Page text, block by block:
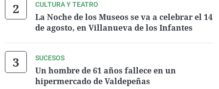
CULTURA Y TEATRO
La Noche de los Museos se va a celebrar el 14
de agosto, en Villanueva de los Infantes
SUCESOS
Un hombre de 61 años fallece en un
hipermercado de Valdepeñas